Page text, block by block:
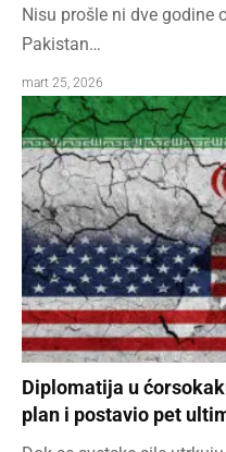
Nisu prošle ni dve godine
Pakistan…
mart 25, 2026
Diplomatija u
plan i postavio pet